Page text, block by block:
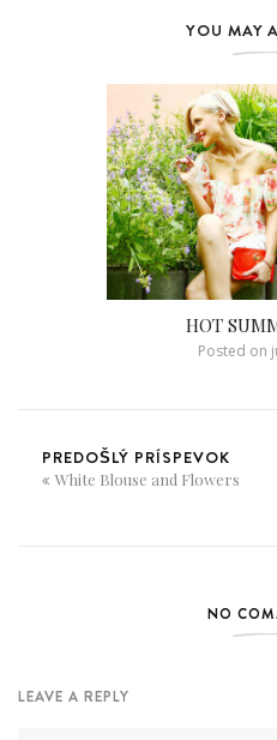
YOU MAY
HOT
Posted on
PREDOŠLÝ PRÍSPEVOK
White Blouse and Flowers
NO
LEAVE A REPLY